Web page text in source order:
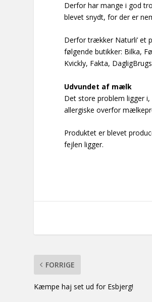
Derfor har mange i god
blevet snydt, for der er
Derfor trækker Naturli’ et
følgende butikker: Bilka,
Kvickly, Fakta,
Udvundet af mælk
Det store problem ligger
allergiske overfor
Produktet er blevet
fejlen ligger.
FORRIGE
Kæmpe haj set ud for Esbjerg!